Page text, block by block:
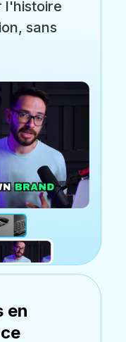
l'histoire
sans
en